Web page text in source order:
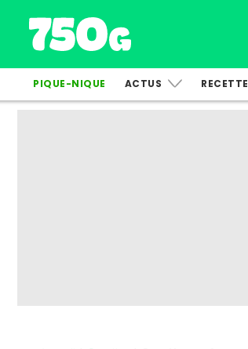
PIQUE-NIQUE ACTUS